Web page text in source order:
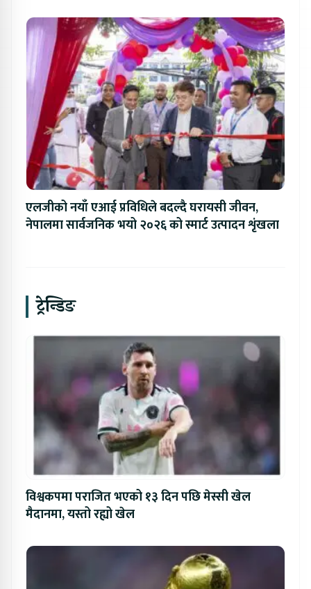
एलजीको नयाँ एआई प्रविधिले बदल्दै घरायसी जीवन,
नेपालमा सार्वजनिक भयो २०२६ को स्मार्ट उत्पादन शृंखला
ट्रेन्डिङ
विश्वकपमा पराजित भएको १३ दिन पछि मेस्सी खेल
मैदानमा, यस्तो रह्यो खेल